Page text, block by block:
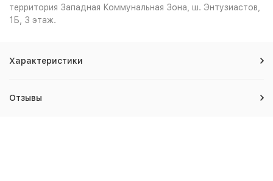
территория Западная Коммунальная Зона, ш. Энтузиастов,
1Б, 3 этаж.
Характеристики
Отзывы